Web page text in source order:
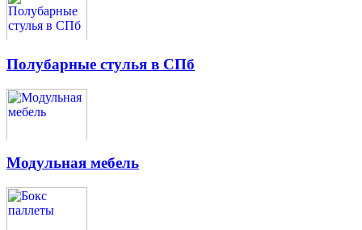
Полубарные стулья в СПб
Модульная мебель